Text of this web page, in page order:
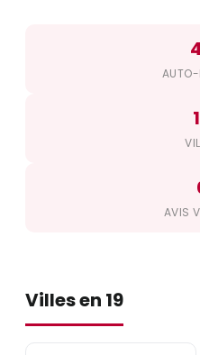
AUTO-
AVIS
Villes en 19